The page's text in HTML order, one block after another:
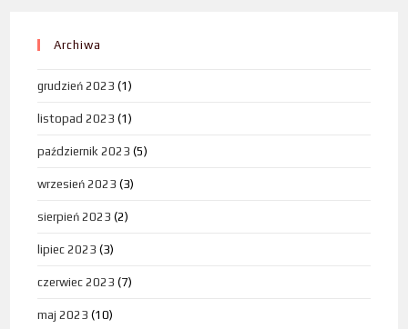
Archiwa
grudzień 2023 (1)
listopad 2023 (1)
październik 2023 (5)
wrzesień 2023 (3)
sierpień 2023 (2)
lipiec 2023 (3)
czerwiec 2023 (7)
maj 2023 (10)